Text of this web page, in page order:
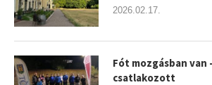
2026.02.17.
Fót mozgásban van
csatlakozott